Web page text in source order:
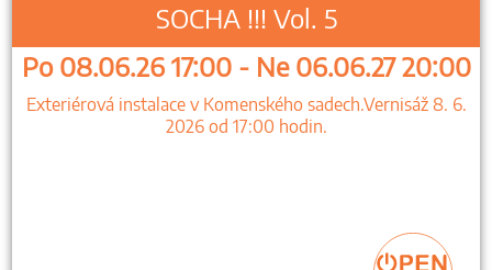
SOCHA !!! Vol. 5
Po 08.06.26 17:00 - Ne 06.06.27 20:00
Exteriérová instalace v Komenského sadech.Vernisáž 8. 6.
2026 od 17:00 hodin.